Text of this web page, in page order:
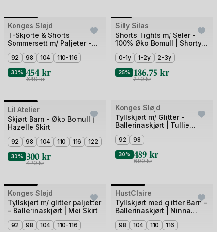
Outlet
Bilde
av
Konges Sløjd
T-Skjorte & Shorts
Sommersett m/ Paljeter -
100% Øko Bomull | Famo
Puff Set
92 98 104 110-116
30% 454kr
649kr
Bilde
av
Silly Silas
Shorts Tights m/ Seler -
100% Øko Bomull | Shorty
Tights Rib
0-1y 1-2y 2-3y
25% 186.75 kr
249kr
Outlet
Bilde
av
Lil Atelier
Skjørt Barn - Øko Bomull |
Hazelle Skirt
92 98 104 110 116 122
30% 300 kr
429kr
Outlet
Konges Sløjd
Tyllskjørt m/ Glitter -
Ballerinaskjørt | Tullie
92 98
30% 489 kr
699kr
Outlet
Bilde
av
Konges Sløjd
Tyllskjørt m/ glitter paljetter
- Ballerinaskjørt | Mei Skirt
92 98 104 110-116
Outlet
Bilde
av
HustClaire
Tyllskjørt med glitter Barn -
Ballerinaskjørt | Ninna
98 104 110 116